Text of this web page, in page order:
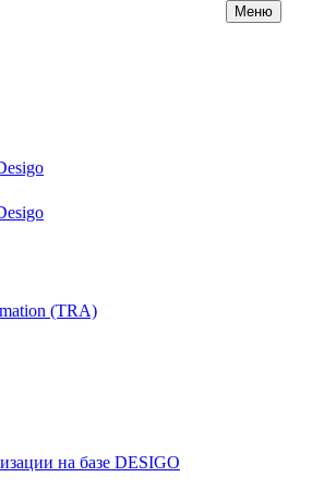
Меню
на базе DESIGO
(TRA)